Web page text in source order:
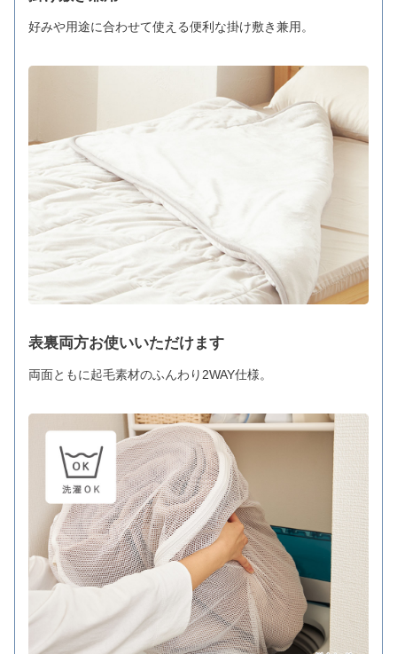
好みや用途に合わせて使える便利な掛け敷き兼用。
表裏両方お使いいただけます
両面ともに起毛素材のふんわり2WAY仕様。